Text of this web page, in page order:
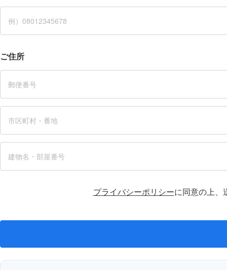
ご住所
プライバシーポリシーに同意の上、